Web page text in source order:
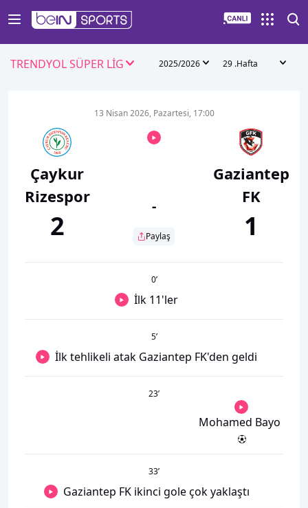
TRENDYOL SÜPER LİG 2025/2026 29 .Hafta
Çaykur
Rizespor
2
13 Nisan 2026, Pazartesi, 17:00
-
Paylaş
Gaziantep
FK
1
0’
İlk 11'ler
5’
İlk tehlikeli atak Gaziantep FK'den geldi
23’
Mohamed Bayo
33’
Gaziantep FK ikinci gole çok yaklaştı